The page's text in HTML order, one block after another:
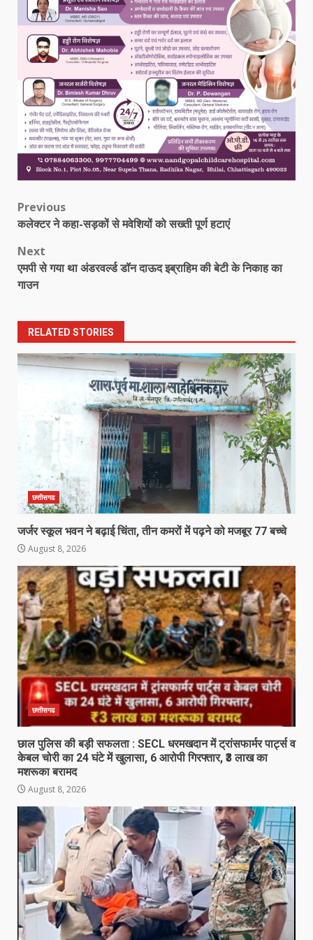
Post
navigation
Previous
कलेक्टर ने कहा-सड़कों से मवेशियों को सख्ती पूर्ण हटाएं
Next
एमपी से गया था अंडरवर्ल्ड डॉन दाऊद इब्राहिम की बेटी के निकाह का
गाउन
RELATED STORIES
छत्तीसगढ
जर्जर स्कूल भवन ने बढ़ाई चिंता, तीन कमरों में पढ़ने को मजबूर 77 बच्चे
August 8, 2026
छत्तीसगढ
छाल पुलिस की बड़ी सफलता : SECL धरमखदान में ट्रांसफार्मर पार्ट्स व
केबल चोरी का 24 घंटे में खुलासा, 6 आरोपी गिरफ्तार, ₹3 लाख का
मशरूका बरामद
August 8, 2026